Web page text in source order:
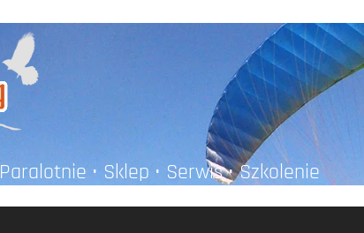
Paralotnie • Sklep • Serwis • Szkolenie